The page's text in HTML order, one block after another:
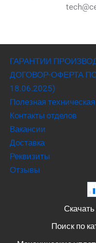
ГАРАНТИИ
ДОГОВОР-ОФЕРТА
18.06.2025)
Полезная
Контакты отделов
Вакансии
Доставка
Реквизиты
Отзывы
Поиск по